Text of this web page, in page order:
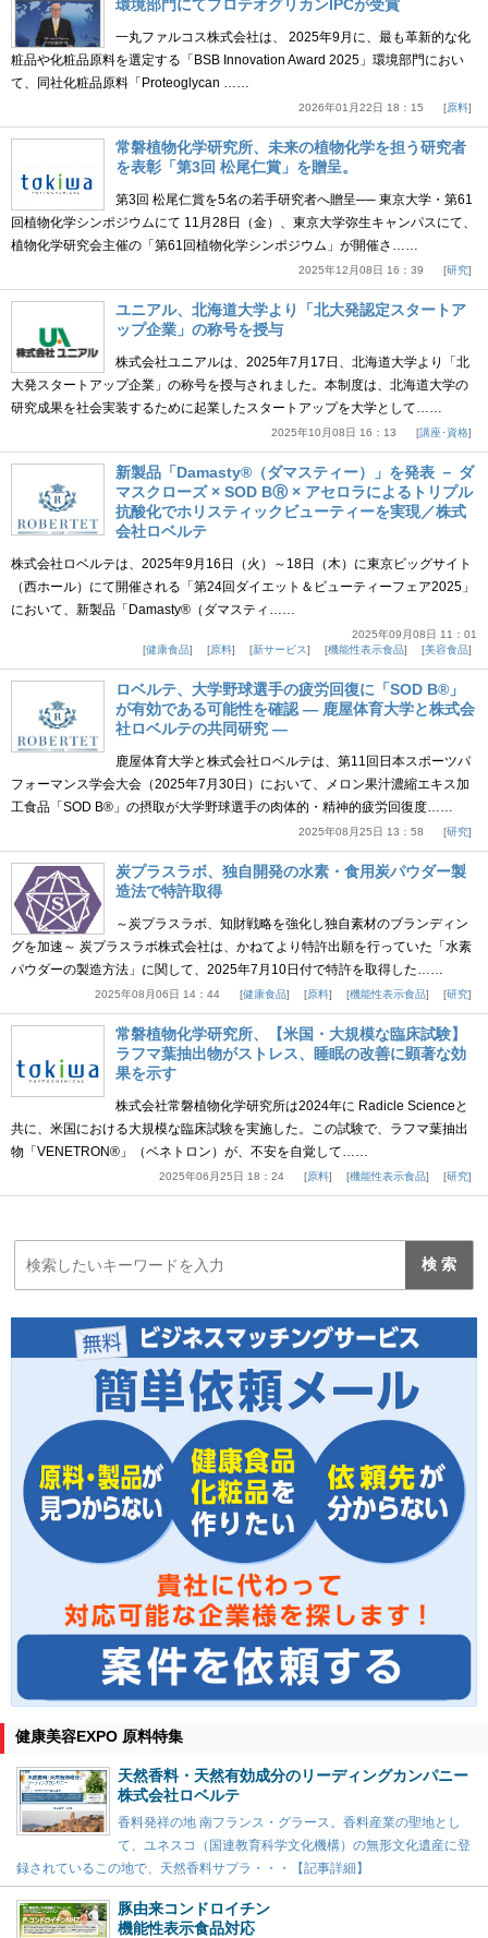
環境部門にてプロテオグリカンIPCが受賞
一丸ファルコス株式会社は、 2025年9月に、最も革新的な化
粧品や化粧品原料を選定する「BSB Innovation Award 2025」環境部門におい
て、同社化粧品原料「Proteoglycan ……
2026年01月22日 18：15 原料
常磐植物化学研究所、未来の植物化学を担う研究者
を表彰「第3回 松尾仁賞」を贈呈。
第3回 松尾仁賞を5名の若手研究者へ贈呈── 東京大学・第61
回植物化学シンポジウムにて 11月28日（金）、東京大学弥生キャンパスにて、
植物化学研究会主催の「第61回植物化学シンポジウム」が開催さ……
2025年12月08日 16：39 研究
ユニアル、北海道大学より「北大発認定スタートア
ップ企業」の称号を授与
株式会社ユニアルは、2025年7月17日、北海道大学より「北
大発スタートアップ企業」の称号を授与されました。本制度は、北海道大学の
研究成果を社会実装するために起業したスタートアップを大学として……
2025年10月08日 16：13 講座･資格
新製品「Damasty®（ダマスティー）」を発表 － ダ
マスクローズ × SOD BⓇ × アセロラによるトリプル
抗酸化でホリスティックビューティーを実現／株式
会社ロベルテ
株式会社ロベルテは、2025年9月16日（火）～18日（木）に東京ビッグサイト
（西ホール）にて開催される「第24回ダイエット＆ビューティーフェア2025」
において、新製品「Damasty®（ダマスティ……
2025年09月08日 11：01
健康食品
原料 新サービス 機能性表示食品 美容食品
ロベルテ、大学野球選手の疲労回復に「SOD B®」
が有効である可能性を確認 ― 鹿屋体育大学と株式会
社ロベルテの共同研究 ―
鹿屋体育大学と株式会社ロベルテは、第11回日本スポーツパ
フォーマンス学会大会（2025年7月30日）において、メロン果汁濃縮エキス加
工食品「SOD B®」の摂取が大学野球選手の肉体的・精神的疲労回復度……
2025年08月25日 13：58 研究
炭プラスラボ、独自開発の水素・食用炭パウダー製
造法で特許取得
～炭プラスラボ、知財戦略を強化し独自素材のブランディン
グを加速～ 炭プラスラボ株式会社は、かねてより特許出願を行っていた「水素
パウダーの製造方法」に関して、2025年7月10日付で特許を取得した……
2025年08月06日 14：44 健康食品 原料 機能性表示食品 研究
常磐植物化学研究所、【米国・大規模な臨床試験】
ラフマ葉抽出物がストレス、睡眠の改善に顕著な効
果を示す
株式会社常磐植物化学研究所は2024年に Radicle Scienceと
共に、米国における大規模な臨床試験を実施した。この試験で、ラフマ葉抽出
物「VENETRON®」（ベネトロン）が、不安を自覚して……
2025年06月25日 18：24 原料 機能性表示食品 研究
健康美容EXPO 原料特集
天然香料・天然有効成分のリーディングカンパニー
株式会社ロベルテ
香料発祥の地 南フランス・グラース。香料産業の聖地とし
て、ユネスコ（国連教育科学文化機構）の無形文化遺産に登
録されているこの地で、天然香料サプラ・・・【記事詳細】
豚由来コンドロイチン
機能性表示食品対応